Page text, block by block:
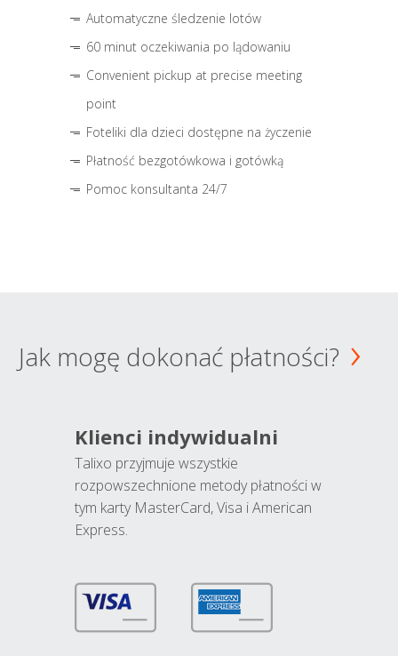
Automatyczne śledzenie lotów
60 minut oczekiwania po lądowaniu
Convenient pickup at precise meeting
point
Foteliki dla dzieci dostępne na życzenie
Płatność bezgotówkowa i gotówką
Pomoc konsultanta 24/7
Jak mogę dokonać płatności?
Klienci indywidualni
Talixo przyjmuje wszystkie
rozpowszechnione metody płatności w
tym karty MasterCard, Visa i American
Express.